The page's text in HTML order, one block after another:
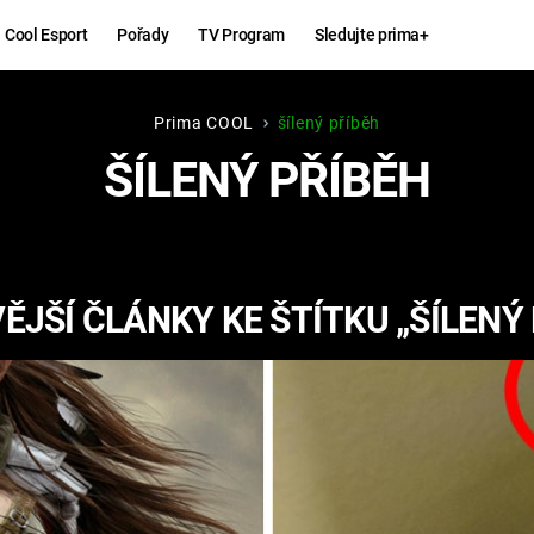
Cool Esport Pořady TV Program Sledujte prima+
Hry
KINGDOM
COME:
DELIVERANCE
ESPORT
CHUCK
NORRIS
Prima COOL šílený příběh
ŠÍLENÝ PŘÍBĚH
ČLÁNKY KE ŠTÍTKU „ŠÍLENÝ